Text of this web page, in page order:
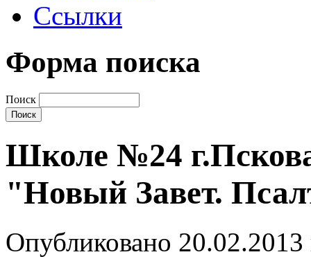
Ссылки
Форма поиска
Поиск
Школе №24
"Новый Завет.
Опубликовано 20.02.2013